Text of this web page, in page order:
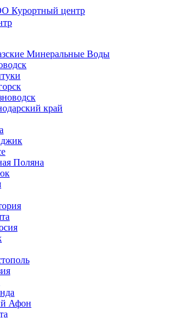
Минеральные Воды
край
Поляна
Афон